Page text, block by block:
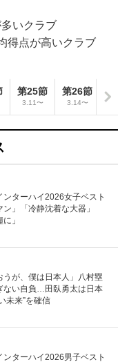
いクラブ
得点が高いクラブ
第25節
3.11〜
第26節
3.14〜
ンターハイ2026女子ベスト
」「冷静沈着な大器」
」
うが、僕は日本人」八村塁
ない自負…田臥勇太は日本
未来”を確信
ンターハイ2026男子ベスト